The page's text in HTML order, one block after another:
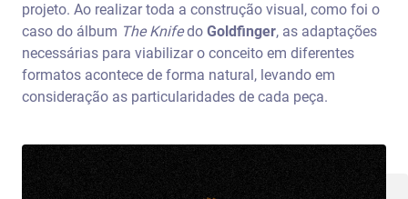
projeto. Ao realizar toda a construção visual, como foi o
caso do álbum The Knifedo Goldfinger, as adaptações
necessárias para viabilizar o conceito em diferentes
formatos acontece de forma natural, levando em
consideração as particularidades de cada peça.